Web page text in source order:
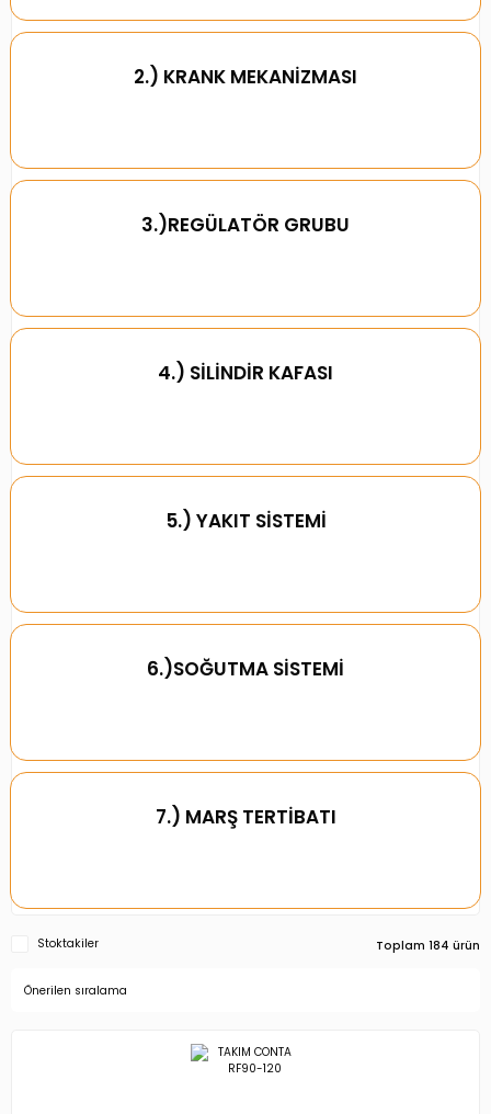
2.) KRANK MEKANİZMASI
3.)REGÜLATÖR GRUBU
4.) SİLİNDİR KAFASI
5.) YAKIT SİSTEMİ
6.)SOĞUTMA SİSTEMİ
7.) MARŞ TERTİBATI
Stoktakiler Toplam 184 ürün